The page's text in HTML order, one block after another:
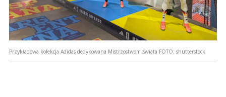
Przykładowa kolekcja Adidas dedykowana Mistrzostwom Świata FOTO: shutterstock